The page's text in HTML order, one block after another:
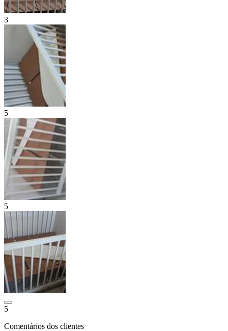
3
5
5
5
Comentários dos clientes